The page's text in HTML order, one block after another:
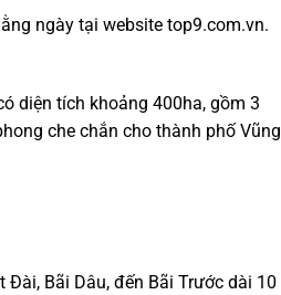
ngày tại website top9.com.vn.
diện tích khoảng 400ha, gồm 3
che chắn cho thành phố Vũng
Bãi Dâu, đến Bãi Trước dài 10